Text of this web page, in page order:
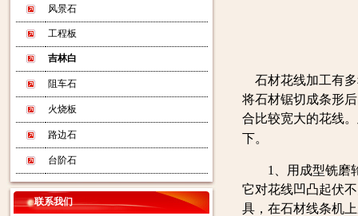
风景石
工程板
吉林白
阻车石
火烧板
路边石
台阶石
联系我们
石材花线加工有多
将石材锯切成条形
合比较宽大的花线
下。
1、用成型铣磨轮
它对花线凹凸起伏
具，在石材线条机